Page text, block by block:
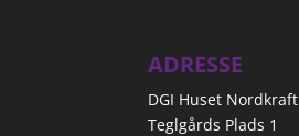
ADRESSE
DGI Huset Nordkraft
Teglgårds Plads 1